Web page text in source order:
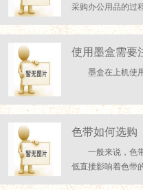
采购办公用品的过
使用墨盒需要
墨盒在上机使
色带如何选购
一般来说，色
低直接影响着色带